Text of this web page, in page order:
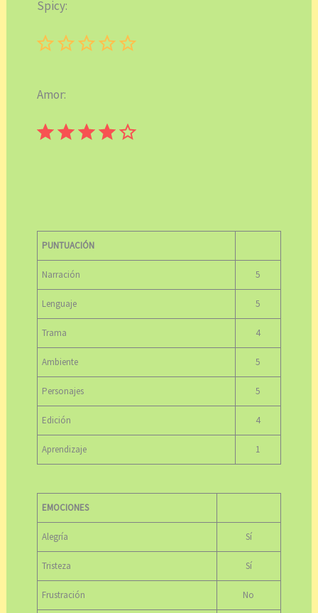
Spicy:
Amor:
⭐⭐⭐⭐
PUNTUACIÓN
Narración 5
Lenguaje 5
Trama 4
Ambiente 5
Personajes 5
Edición 4
Aprendizaje 1
EMOCIONES
Alegría Sí
Tristeza Sí
Frustración No